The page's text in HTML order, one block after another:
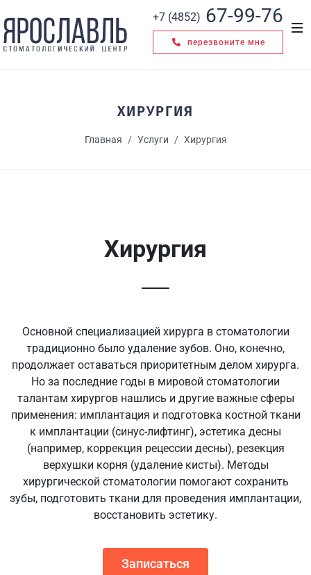
+7 (4852) 67-99-76
перезвоните мне
ХИРУРГИЯ
Главная Услуги Хирургия
Хирургия
Основной специализацией хирурга в стоматологии
традиционно было удаление зубов. Оно, конечно,
продолжает оставаться приоритетным делом хирурга.
Но за последние годы в мировой стоматологии
талантам хирургов нашлись и другие важные сферы
применения: имплантация и подготовка костной ткани
к имплантации (синус-лифтинг), эстетика десны
(например, коррекция рецессии десны), резекция
верхушки корня (удаление кисты). Методы
хирургической стоматологии помогают сохранить
зубы, подготовить ткани для проведения имплантации,
восстановить эстетику.
Записаться